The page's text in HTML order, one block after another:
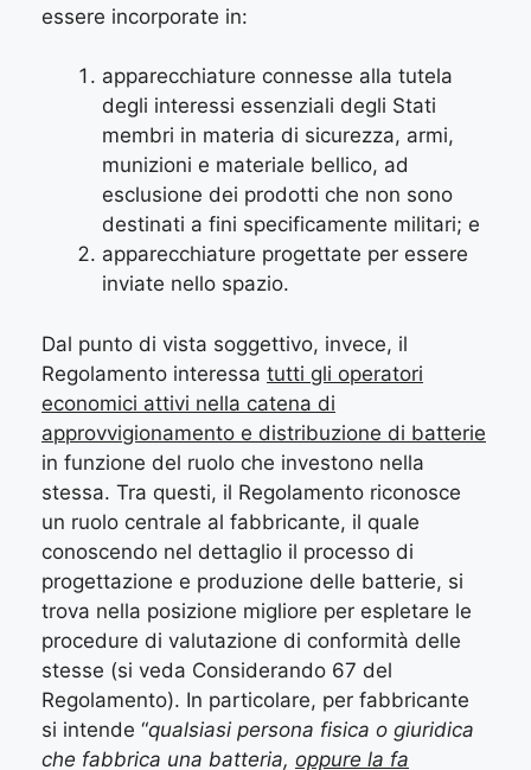
essere incorporate in:
apparecchiature connesse alla tutela
degli interessi essenziali degli Stati
membri in materia di sicurezza, armi,
munizioni e materiale bellico, ad
esclusione dei prodotti che non sono
destinati a fini specificamente militari; e
apparecchiature progettate per essere
inviate nello spazio.
Dal punto di vista soggettivo, invece, il
Regolamento interessa tutti gli operatori
economici attivi nella catena di
approvvigionamento e distribuzione di batterie
in funzione del ruolo che investono nella
stessa. Tra questi, il Regolamento riconosce
un ruolo centrale al fabbricante, il quale
conoscendo nel dettaglio il processo di
progettazione e produzione delle batterie, si
trova nella posizione migliore per espletare le
procedure di valutazione di conformità delle
stesse (si veda Considerando 67 del
Regolamento). In particolare, per fabbricante
si intende “qualsiasi persona fisica o giuridica
che fabbrica una batteria, oppure la fa